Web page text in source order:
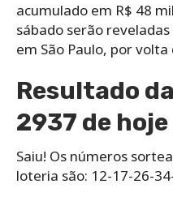
acumulado em R$ 48
sábado serão
em São Paulo, por volta
Resultado
2937 de hoje
Saiu! Os números
loteria são: 12-17-26-